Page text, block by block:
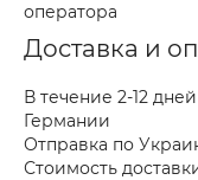
оператора
Доставка и
В течение 2-12
Германии
Отправка по
Стоимость